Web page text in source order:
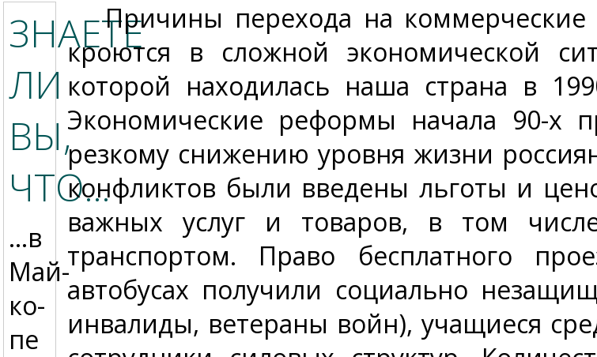
ЗНАЕТЕ
ЛИ
ВЫ,
ЧТО…
…в
Май­
ко­
пе
Причины перехода на коммерческие
кроются в сложной экономической
которой находилась наша страна в
Экономические реформы начала 90-х
резкому снижению уровня жизни
конфликтов были введены льготы и
важных услуг и товаров, в том
транспортом. Право бесплатного
автобусах получили социально
инвалиды, ветераны войн), учащиеся